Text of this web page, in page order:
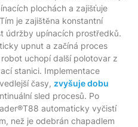
plochách a zajišťuje
je zajištěna konstantní
údržby upínacích prostředků.
upnut a začíná proces
uchopí další polotovar z
stanici. Implementace
časy, zvyšuje dobu
sled procesů. Po
automaticky vyčistí
než je odebrán chapadlem